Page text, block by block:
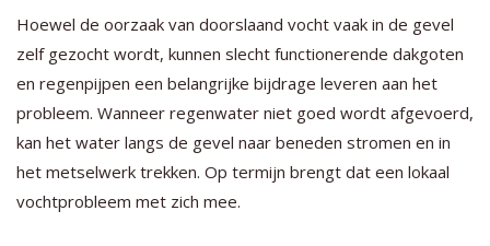
Hoewel de oorzaak van doorslaand vocht vaak in de gevel
zelf gezocht wordt, kunnen slecht functionerende dakgoten
en regenpijpen een belangrijke bijdrage leveren aan het
probleem. Wanneer regenwater niet goed wordt afgevoerd,
kan het water langs de gevel naar beneden stromen en in
het metselwerk trekken. Op termijn brengt dat een lokaal
vochtprobleem met zich mee.